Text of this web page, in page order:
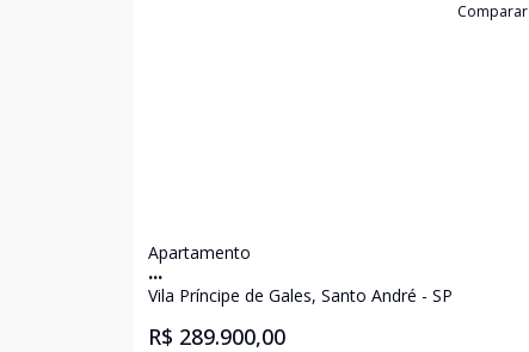
Comparar
Apartamento
...
Vila Príncipe de Gales, Santo André - SP
R$ 289.900,00